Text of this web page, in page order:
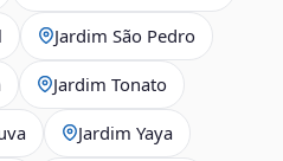
Jardim São Pedro
Jardim Tonato
Jardim Yaya